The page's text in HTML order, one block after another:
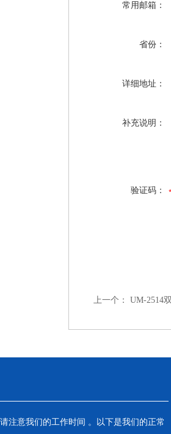
常用邮箱：
省份：
详细地址：
补充说明：
验证码：
上一个： UM-2514
注意我们的工作时间 。以下是我们的正常